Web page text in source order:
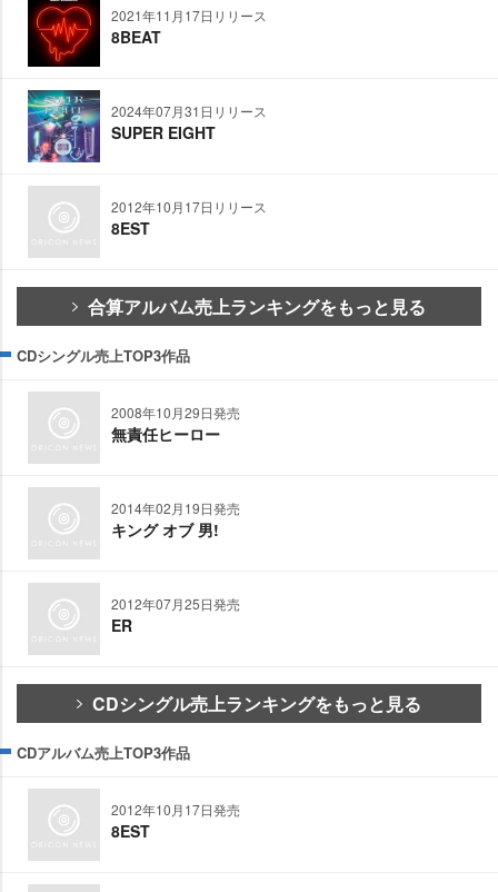
2021年11月17日リリース
8BEAT
2024年07月31日リリース
SUPER EIGHT
2012年10月17日リリース
8EST
合算アルバム売上ランキングをもっと見る
CDシングル売上TOP3作品
2008年10月29日発売
無責任ヒーロー
2014年02月19日発売
キング オブ 男!
2012年07月25日発売
ER
CDシングル売上ランキングをもっと見る
CDアルバム売上TOP3作品
2012年10月17日発売
8EST